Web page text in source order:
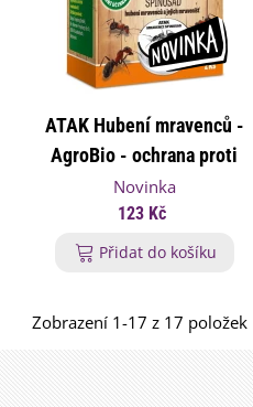
ATAK Hubení mravenců -
AgroBio - ochrana proti
hmyzu - 2 ks
Novinka
123 Kč
Přidat do košíku
Zobrazení 1-17 z 17 položek